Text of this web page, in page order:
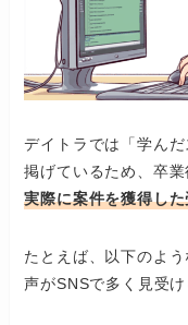
デイトラでは「学ん
掲げているため、卒
実際に案件を獲得し
たとえば、以下のよ
声がSNSで多く見受け